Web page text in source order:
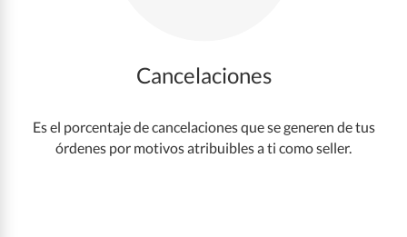
Cancelaciones
Es el porcentaje de cancelaciones que se generen de tus
órdenes por motivos atribuibles a ti como seller.